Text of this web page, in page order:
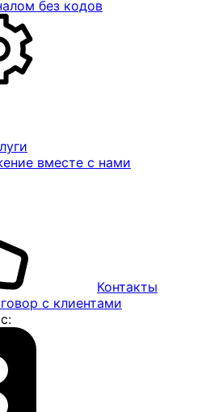
без кодов
вместе с нами
Контакты
с клиентами